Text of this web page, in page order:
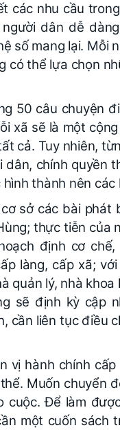
các nhu cầu
dân dễ
số mang lại. Mỗi
có thể lựa chọn
50 câu chuyện
xã sẽ là một
cả. Tuy nhiên,
chính quyền
thành nên
sở các bài phát
thực tiễn của
định cơ
làng, cấp xã;
quản lý, nhà
sẽ định kỳ cập
cần liên tục điều
vị hành chính
Muốn chuyển
cuộc. Để làm
một cuốn sách